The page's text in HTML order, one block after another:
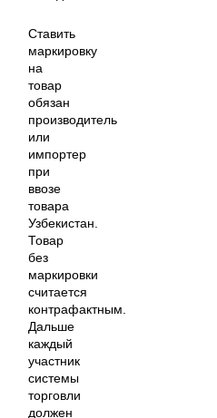
Ставить
маркировку
на
товар
обязан
производитель
или
импортер
при
ввозе
товара
Узбекистан.
Товар
без
маркировки
считается
контрафактным.
Дальше
каждый
участник
системы
торговли
должен